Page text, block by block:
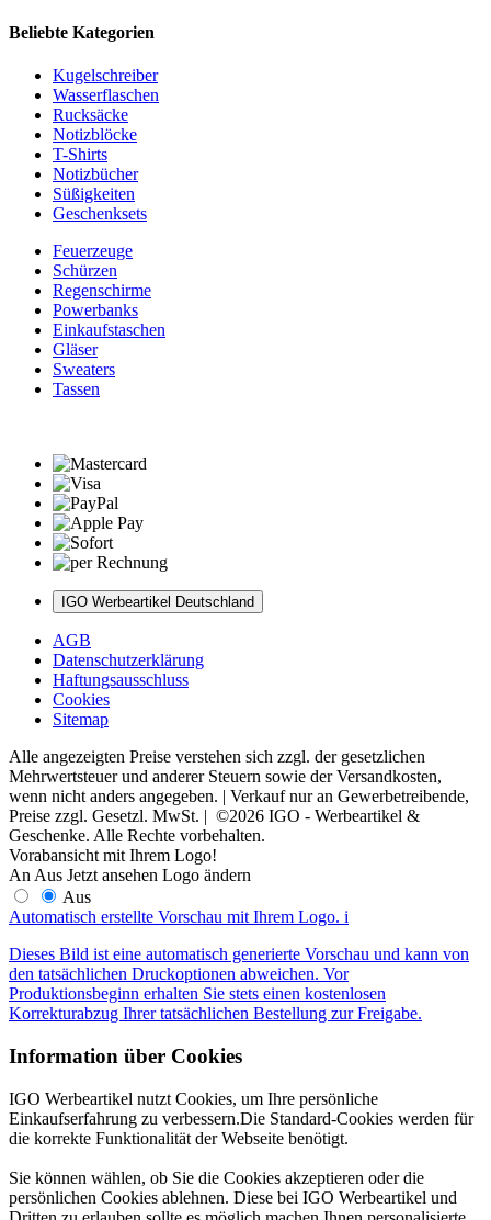
Beliebte Kategorien
Kugelschreiber
Wasserflaschen
Rucksäcke
Notizblöcke
T-Shirts
Notizbücher
Süßigkeiten
Geschenksets
Feuerzeuge
Schürzen
Regenschirme
Powerbanks
Einkaufstaschen
Gläser
Sweaters
Tassen
IGO Werbeartikel Deutschland
AGB
Datenschutzerklärung
Haftungsausschluss
Cookies
Sitemap
Alle angezeigten Preise verstehen sich zzgl. der gesetzlichen
Mehrwertsteuer und anderer Steuern sowie der Versandkosten,
wenn nicht anders angegeben. | Verkauf nur an Gewerbetreibende,
Preise zzgl. Gesetzl. MwSt. | ©2026 IGO - Werbeartikel &
Geschenke. Alle Rechte vorbehalten.
Vorabansicht mit Ihrem Logo!
An Aus Jetzt ansehen Logo ändern
Aus
Automatisch erstellte Vorschau mit Ihrem Logo. i
Dieses Bild ist eine automatisch generierte Vorschau und kann von
den tatsächlichen Druckoptionen abweichen. Vor
Produktionsbeginn erhalten Sie stets einen kostenlosen
Korrekturabzug Ihrer tatsächlichen Bestellung zur Freigabe.
Information über Cookies
IGO Werbeartikel nutzt Cookies, um Ihre persönliche
Einkaufserfahrung zu verbessern.Die Standard-Cookies werden für
die korrekte Funktionalität der Webseite benötigt.
Sie können wählen, ob Sie die Cookies akzeptieren oder die
persönlichen Cookies ablehnen. Diese bei IGO Werbeartikel und